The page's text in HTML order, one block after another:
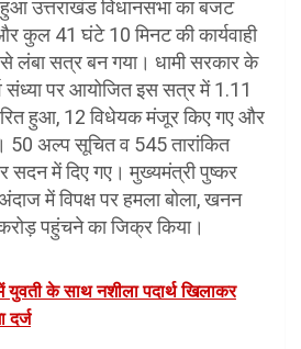
उत्तराखंड विधानसभा का बजट
कुल 41 घंटे 10 मिनट की कार्यवाही
सत्र बन गया। धामी सरकार के
संध्या पर आयोजित इस सत्र में 1.11
हुआ, 12 विधेयक मंजूर किए गए और
50 अल्प सूचित व 545 तारांकित
सदन में दिए गए। मुख्यमंत्री पुष्कर
में विपक्ष पर हमला बोला, खनन
पहुंचने का जिक्र किया।
के साथ नशीला पदार्थ खिलाकर
दर्ज